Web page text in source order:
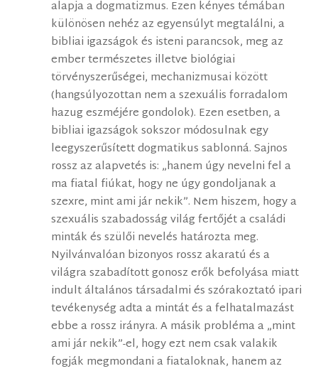
alapja a dogmatizmus. Ezen kényes témában
különösen nehéz az egyensúlyt megtalálni, a
bibliai igazságok és isteni parancsok, meg az
ember természetes illetve biológiai
törvényszerűségei, mechanizmusai között
(hangsúlyozottan nem a szexuális forradalom
hazug eszméjére gondolok). Ezen esetben, a
bibliai igazságok sokszor módosulnak egy
leegyszerűsített dogmatikus sablonná. Sajnos
rossz az alapvetés is: „hanem úgy nevelni fel a
ma fiatal fiúkat, hogy ne úgy gondoljanak a
szexre, mint ami jár nekik”. Nem hiszem, hogy a
szexuális szabadosság világ fertőjét a családi
minták és szülői nevelés határozta meg.
Nyilvánvalóan bizonyos rossz akaratú és a
világra szabadított gonosz erők befolyása miatt
indult általános társadalmi és szórakoztató ipari
tevékenység adta a mintát és a felhatalmazást
ebbe a rossz irányra. A másik probléma a „mint
ami jár nekik”-el, hogy ezt nem csak valakik
fogják megmondani a fiataloknak, hanem az